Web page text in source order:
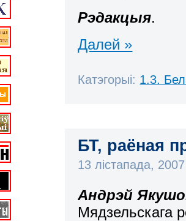
Рэдакцыя.
Далей »
Катэгорыі: 1.3.
БТ, раёная
13 лістапада,
Андрэй
Мядзельскага